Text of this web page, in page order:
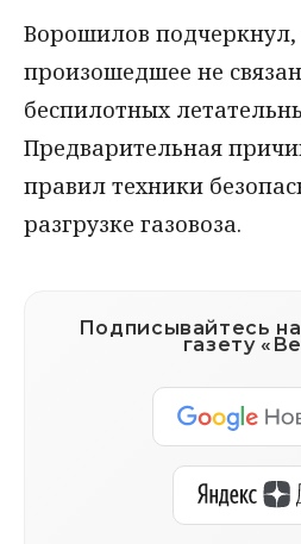
Ворошилов подчеркнул,
произошедшее не
беспилотных
Предварительная
правил техники
разгрузке газовоза.
Подписывайтесь
газету